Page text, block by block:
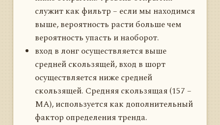
служит как фильтр – если мы находимся
выше, вероятность расти больше чем
вероятность упасть и наоборот.
вход в лонг осуществляется выше
средней скользящей, вход в шорт
осуществляется ниже средней
скользящей. Средняя скользящая (157 –
МА), используется как дополнительный
фактор определения тренда.